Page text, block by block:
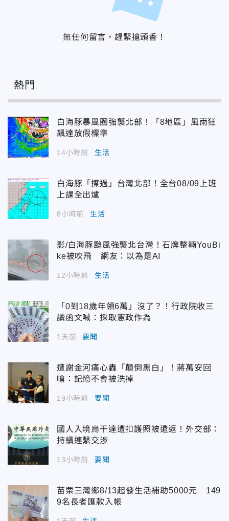
無任何留言，趕緊搶頭香！
熱門
白海豚暴風圈強襲北部！「8地區」風雨狂
飆達放假標準
14小時前 生活
白海豚「擦過」台灣北部！全台08/09上班
上課全出爐
8小時前 生活
影/白海豚颱風強襲北台灣！石牌整輛YouBi
ke被吹飛 網友：以為是AI
12小時前 生活
「0到18歲年領6萬」沒了？！行政院收三
讀函文喊：採取憲政作為
1天前 要聞
遭謝金河痛心轟「顛倒黑白」！蔣萬安回
嗆：記憶不會被洗掉
19小時前 要聞
國人入境烏干達遭扣護照被遣返！外交部：
持續連繫交涉
13小時前 要聞
苗栗三灣鄉8/13起發生活補助5000元 149
9名長者匯款入帳